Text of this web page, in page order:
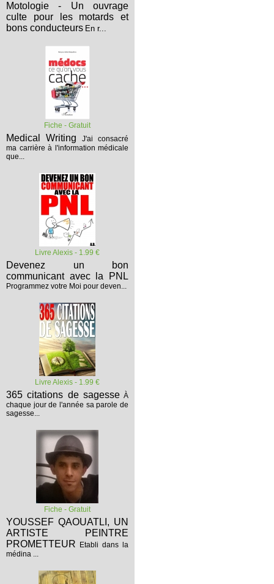
Motologie - Un ouvrage
culte pour les motards et
bons conducteurs En r...
Fiche - Gratuit
Medical Writing
J'ai consacré
ma carrière à l'information médicale
que...
Livre Alexis - 1.99 €
Devenez un bon
communicant avec la PNL
Programmez votre Moi pour deven...
Livre Alexis - 1.99 €
365 citations de sagesse À
chaque jour de l'année sa parole de
sagesse...
Fiche - Gratuit
YOUSSEF QAOUATLI, UN
ARTISTE PEINTRE
PROMETTEUR
Etabli dans la
médina ...